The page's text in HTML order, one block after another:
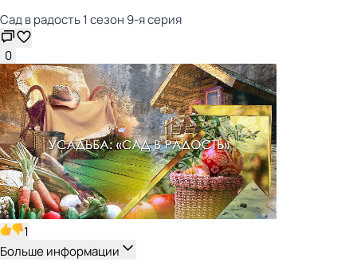
Сад в радость 1 сезон 9-я серия
0
1
Больше информации